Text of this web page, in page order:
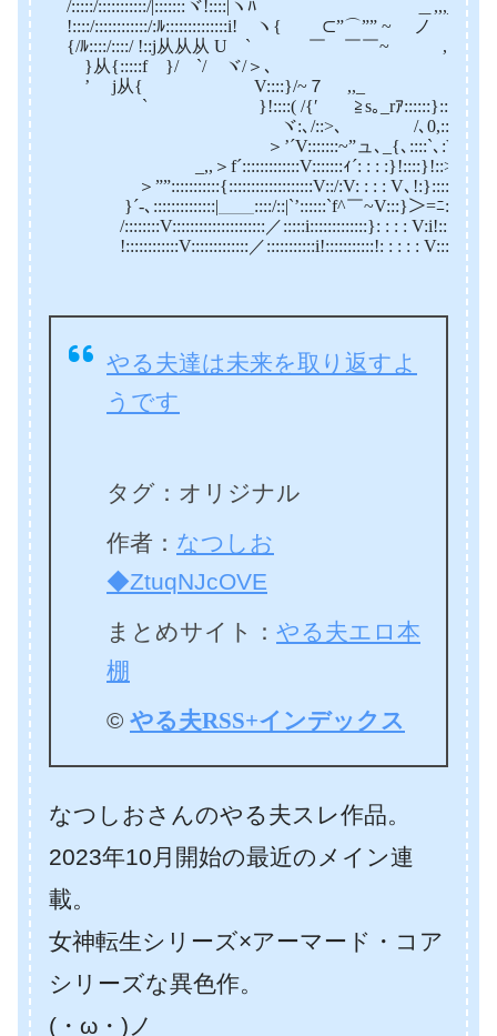
/:::::/:::::::::::/|:::::::ヾ!::::|ヽﾊ ＿,,,_
!::::/::::::::::::/:ﾙ::::::::::::::i! ヽ{ ⊂”⌒”” ~ ノ J八
{/ﾙ::::/::::/ !::j从从从 U ` ￣ ￣￣~ ,.ｨ
}从{:::::f }/ `/ ヾ/＞､ ｒj´
’ j从{ V::::}/~７ ,,_ .fツi! |
` }!::::( /{′ ≧s｡_rｱ::::::}:::! ’
ヾ:､/::>､ /､0,:::::::,’､
＞’´V:::::::~”ュ､_{､::::`､:V
_,,＞f´:::::::::::::V:::::::ｨ´: : : :}!::::}!::>｡.,,_
＞””:::::::::::{:::::::::::::::::::V::/:V: : : : V､!:}:::::::::::}
}´-､::::::::::::::|＿＿::::/::|`’::::::`f^￣~V:::}＞=ﾆ
/::::::::V:::::::::::::::::::::／:::::i:::::::::::::}: : : : V:i!:::::::::ｱ
!::::::::::::V:::::::::::::／:::::::::::i!:::::::::::!: : : : : V::::::::/
やる夫達は未来を取り返すよ
うです
タグ：オリジナル
作者： なつしお
◆ZtuqNJcOVE
まとめサイト： やる夫エロ本
棚
© やる夫RSS+インデックス
なつしおさんのやる夫スレ作品。
2023年10月開始の最近のメイン連
載。
女神転生シリーズ×アーマード・コア
シリーズな異色作。
(・ω・)ノ